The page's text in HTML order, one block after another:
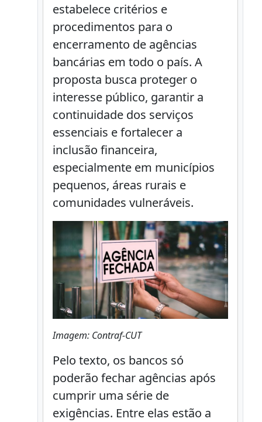
estabelece critérios e
procedimentos para o
encerramento de agências
bancárias em todo o país. A
proposta busca proteger o
interesse público, garantir a
continuidade dos serviços
essenciais e fortalecer a
inclusão financeira,
especialmente em municípios
pequenos, áreas rurais e
comunidades vulneráveis.
Imagem: Contraf-CUT
Pelo texto, os bancos só
poderão fechar agências após
cumprir uma série de
exigências. Entre elas estão a